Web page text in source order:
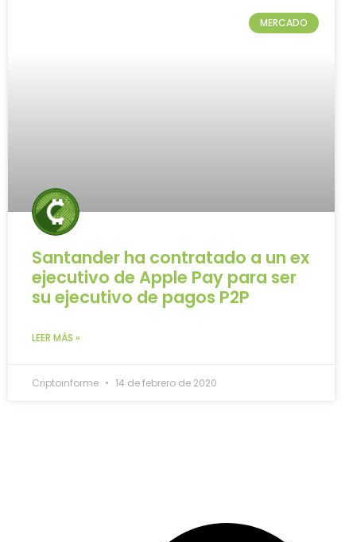
MERCADO
Santander ha contratado a un ex
ejecutivo de Apple Pay para ser
su ejecutivo de pagos P2P
LEER MÁS »
Criptoinforme 14 de febrero de 2020